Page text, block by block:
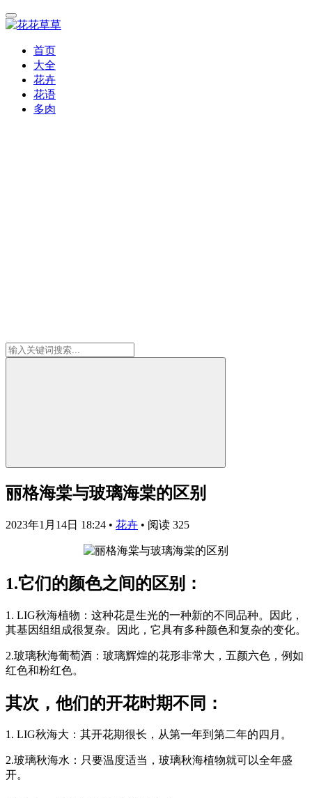
首页
大全
花卉
花语
多肉
丽格海棠与玻璃海棠的区别
2023年1月14日 18:24 • 花卉 • 阅读 325
1.它们的颜色之间的区别：
1. LIG秋海植物：这种花是生光的一种新的不同品种。因此，
其基因组组成很复杂。因此，它具有多种颜色和复杂的变化。
2.玻璃秋海葡萄酒：玻璃辉煌的花形非常大，五颜六色，例如
红色和粉红色。
其次，他们的开花时期不同：
1. LIG秋海大：其开花期很长，从第一年到第二年的四月。
2.玻璃秋海水：只要温度适当，玻璃秋海植物就可以全年盛
开。